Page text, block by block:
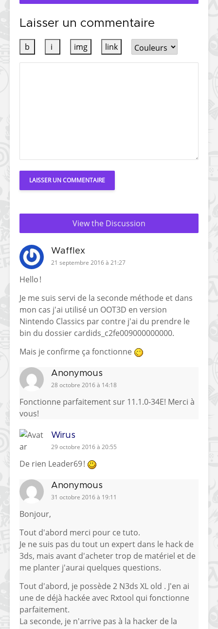
Laisser un commentaire
View the Discussion
Wafflex
21 septembre 2016 à 21:27
Hello !
Je me suis servi de la seconde méthode et dans
mon cas j'ai utilisé un OOT3D en version
Nintendo Classics par contre j'ai du prendre le
bin du dossier cardids_c2fe009000000000.
Mais je confirme ça fonctionne
Anonymous
28 octobre 2016 à 14:18
Fonctionne parfaitement sur 11.1.0-34E! Merci à
vous!
Wirus
29 octobre 2016 à 20:55
De rien Leader69 !
Anonymous
31 octobre 2016 à 19:11
Bonjour,
Tout d'abord merci pour ce tuto.
Je ne suis pas du tout un expert dans le hack de
3ds, mais avant d'acheter trop de matériel et de
me planter j'aurai quelques questions.
Tout d'abord, je possède 2 N3ds XL old . J'en ai
une de déjà hackée avec Rxtool qui fonctionne
parfaitement.
La seconde, je n'arrive pas à la hacker de la